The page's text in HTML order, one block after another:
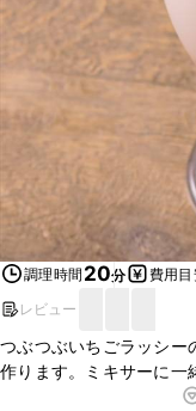
調理時間 20分 費用
レビュー
つぶつぶいちごラッシー
作ります。ミキサーに一
が、今回はソースを別